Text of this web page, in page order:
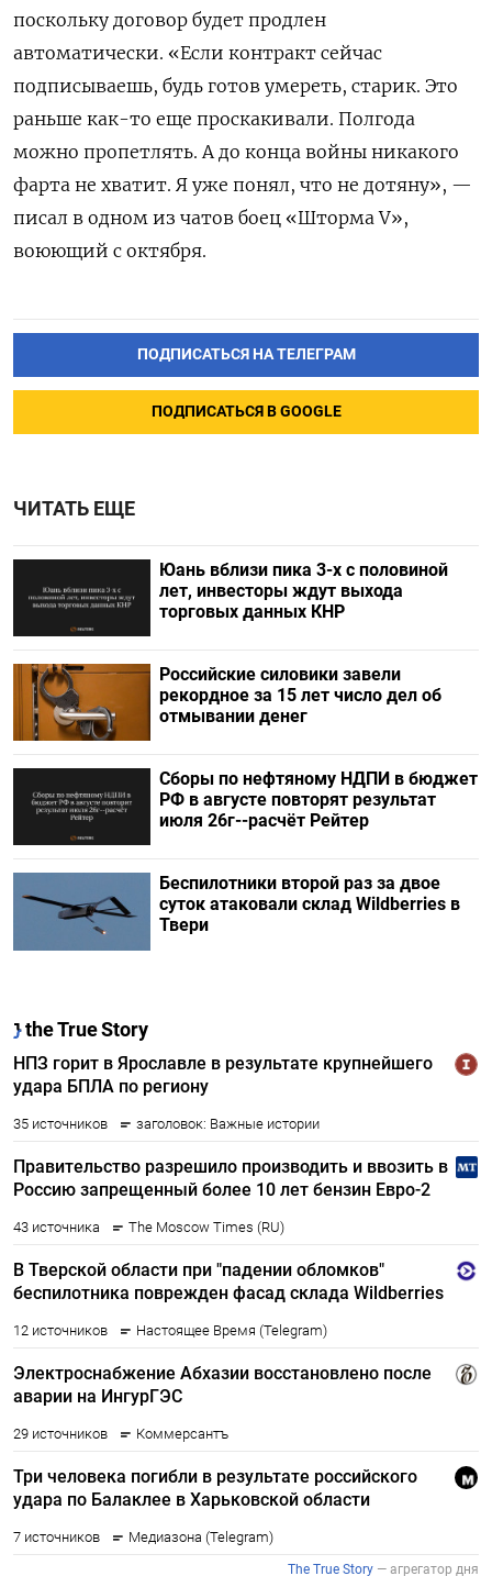
поскольку договор будет продлен
автоматически. «Если контракт сейчас
подписываешь, будь готов умереть, старик. Это
раньше как-то еще проскакивали. Полгода
можно пропетлять. А до конца войны никакого
фарта не хватит. Я уже понял, что не дотяну», —
писал в одном из чатов боец «Шторма V»,
воюющий с октября.
ПОДПИСАТЬСЯ НА ТЕЛЕГРАМ
ПОДПИСАТЬСЯ В GOOGLE
ЧИТАТЬ ЕЩЕ
Юань вблизи пика 3-х с половиной
лет, инвесторы ждут выхода
торговых данных КНР
Российские силовики завели
рекордное за 15 лет число дел об
отмывании денег
Сборы по нефтяному НДПИ в бюджет
РФ в августе повторят результат
июля 26г--расчёт Рейтер
Беспилотники второй раз за двое
суток атаковали склад Wildberries в
Твери